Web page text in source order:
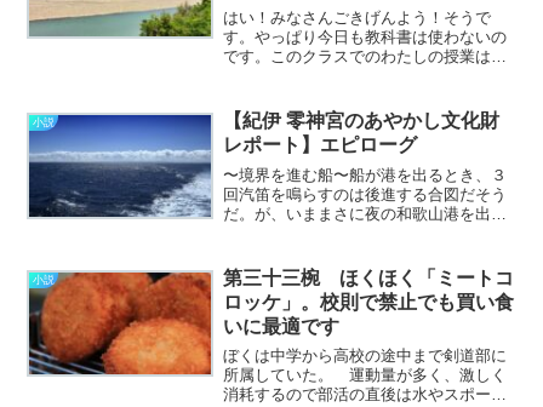
と〜
はい！みなさんごきげんよう！そうで
す。やっぱり今日も教科書は使わないの
です。このクラスでのわたしの授業はこ
う。よくご存じの通り、「熊野速玉大
社」「熊野那智大社」「熊野本宮
大………………～続きを読む～
小説
【紀伊 零神宮のあやかし文化財
レポート】エピローグ
〜境界を進む船〜船が港を出るとき、３
回汽笛を鳴らすのは後進する合図だそう
だ。が、いままさに夜の和歌山港を出航
つて陰陽師は密教の作法を取り入れ、親
指と人差指を弾いて音を出………………
～続きを読む～
小説
第三十三椀 ほくほく「ミートコ
ロッケ」。校則で禁止でも買い食
いに最適です
ぼくは中学から高校の途中まで剣道部に
所属していた。 運動量が多く、激しく
消耗するので部活の直後は水やスポーツ